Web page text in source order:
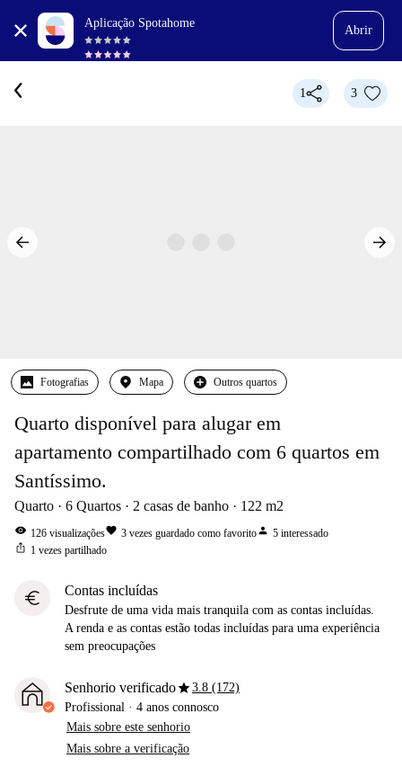
Aplicação Spotahome
Abrir
1 3
Fotografias Mapa Outros quartos
Quarto disponível para alugar em
apartamento compartilhado com 6 quartos em
Santíssimo.
Quarto 6 Quartos 2 casas de banho 122 m2
visibility 126 visualizaçõesfavorite 3 vezes guardado como favoritoperson 5 interessado
ios_share 1 vezes partilhado
euro Contas incluídas
Desfrute de uma vida mais tranquila com as contas incluídas.
A renda e as contas estão todas incluídas para uma experiência
sem preocupações
Senhorio verificadostar3.8 (172)
Profissional · 4 anos connosco
Mais sobre este senhorio
Mais sobre a verificação